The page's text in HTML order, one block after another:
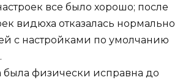
все было хорошо; после
видюха отказалась нормально
с настройками по умолчанию
была физически исправна до